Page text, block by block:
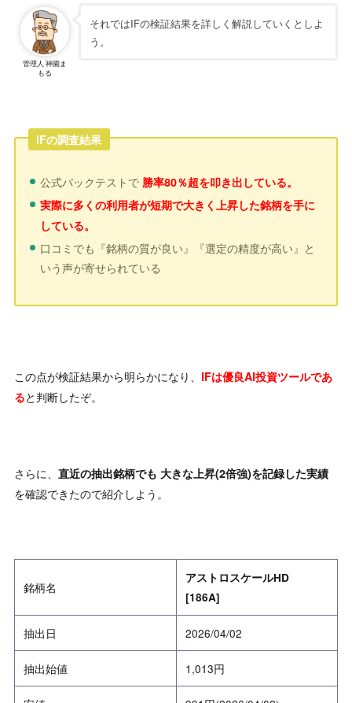
管理人 神園ま
もる
それではIFの検証結果を詳しく解説していくとしよ
う。
IFの調査結果
公式バックテストで 勝率80％超を叩き出している。
実際に多くの利用者が短期で大きく上昇した銘柄を手に
している。
口コミでも『銘柄の質が良い』『選定の精度が高い』と
いう声が寄せられている
この点が検証結果から明らかになり、 IFは優良AI投資ツールであ
ると判断したぞ。
さらに、 直近の抽出銘柄でも 大きな上昇(2倍強)を記録した実績
を確認できたので紹介しよう。
銘柄名
アストロスケールHD
[186A]
抽出日 2026/04/02
抽出始値 1,013円